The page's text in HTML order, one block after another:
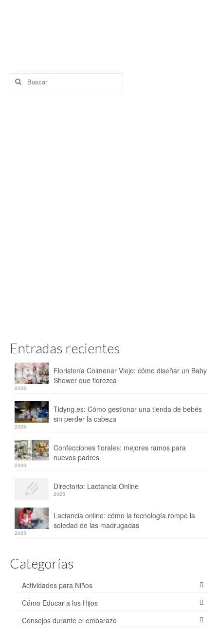
Buscar
por:
Entradas recientes
Floristería Colmenar Viejo: cómo diseñar un Baby
Shower que florezca
2026
Tidyng.es: Cómo gestionar una tienda de bebés
sin perder la cabeza
2026
Confecciones florales: mejores ramos para
nuevos padres
2026
Directorio: Lactancia Online
2025
Lactancia online: cómo la tecnología rompe la
soledad de las madrugadas
2025
Categorías
Actividades para Niños
Cómo Educar a los Hijos
Consejos durante el embarazo